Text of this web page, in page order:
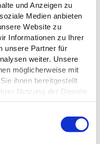
und Anzeigen zu
Medien anbieten
Website zu
Informationen zu Ihrer
unsere Partner für
weiter. Unsere
möglicherweise mit
ihnen bereitgestellt
Nutzung der Dienste